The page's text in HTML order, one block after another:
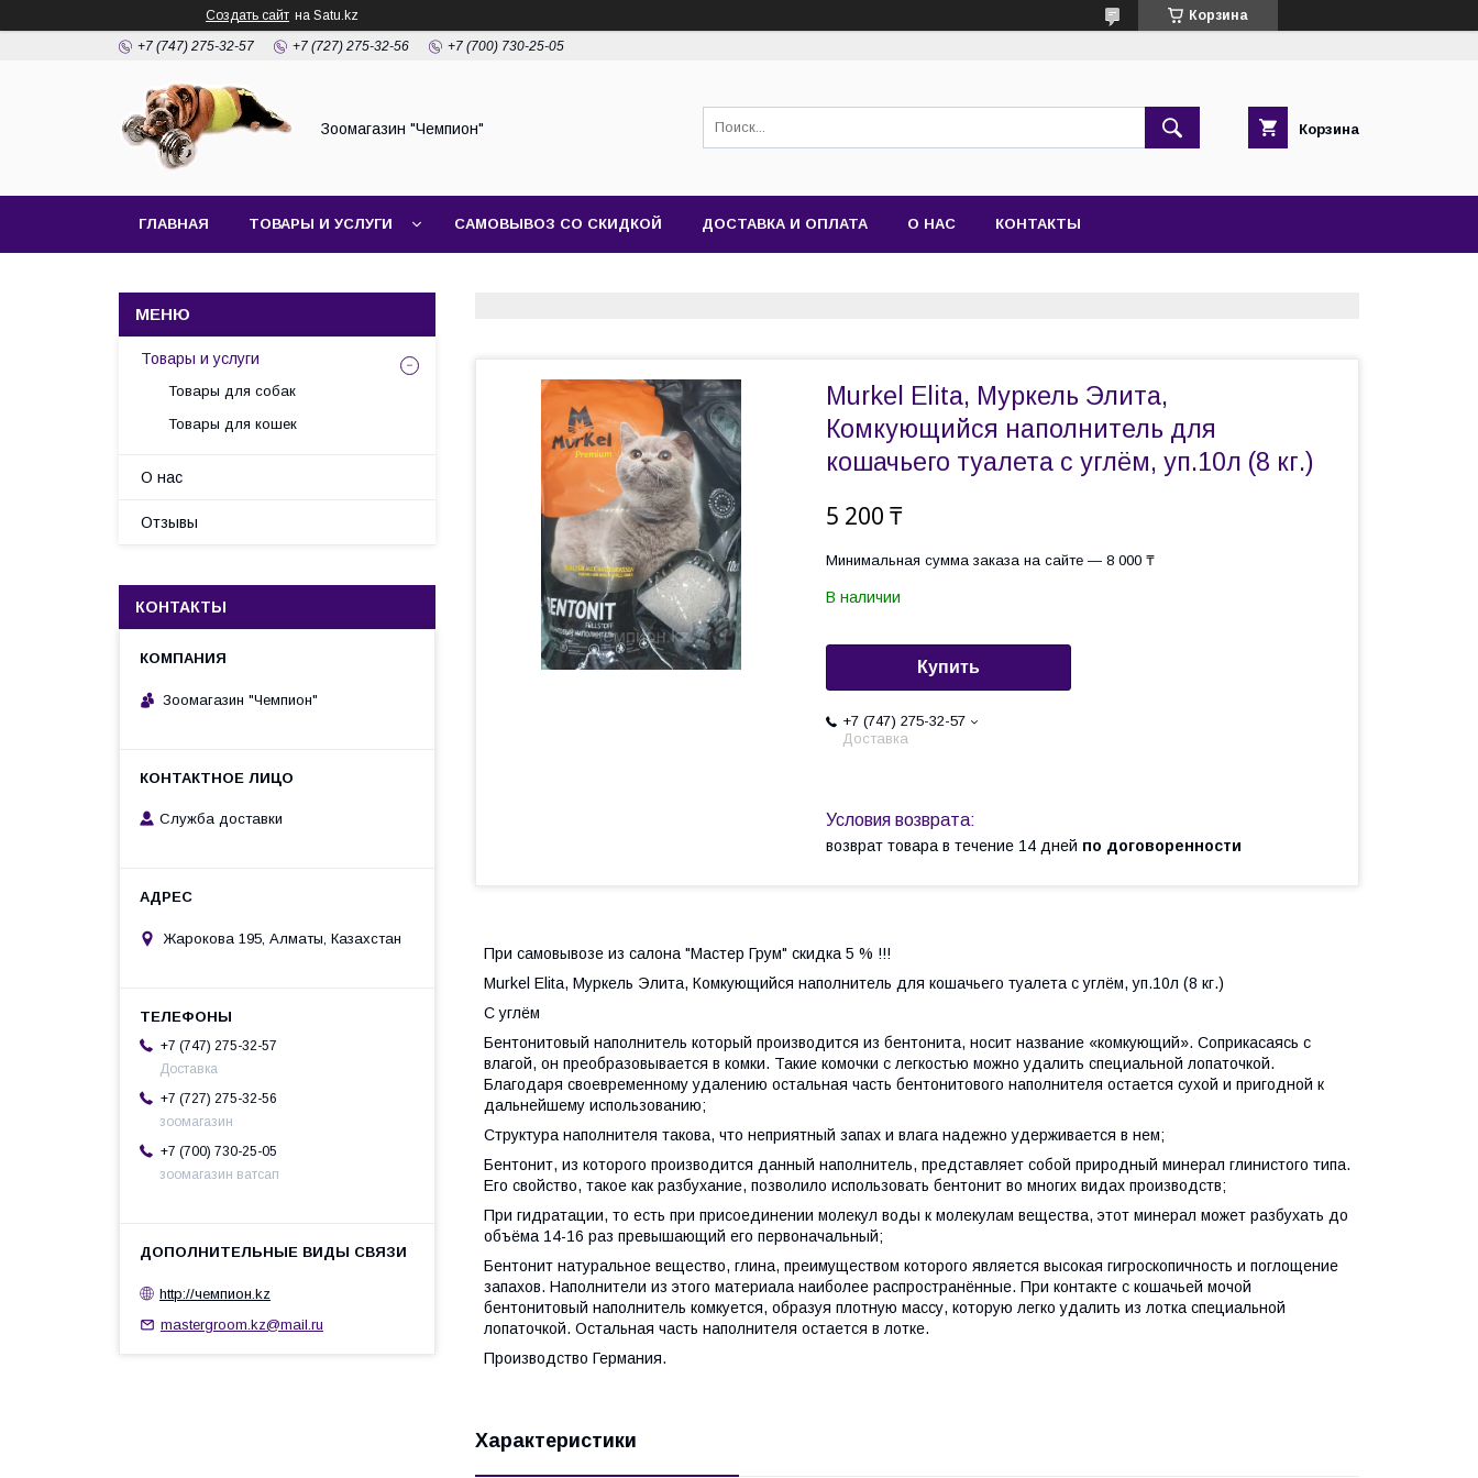
Создать сайт на Satu.kz Корзина
+7 (747) 275-32-57 +7 (727) 275-32-56 +7 (700) 730-25-05
Зоомагазин "Чемпион" Корзина
ГЛАВНАЯ ТОВАРЫ И УСЛУГИ САМОВЫВОЗ СО СКИДКОЙ ДОСТАВКА И ОПЛАТА О НАС КОНТАКТЫ
Murkel Elita, Муркель Элита,
Комкующийся наполнитель для
кошачьего туалета с углём, уп.10л (8 кг.)
5 200 ₸
Минимальная сумма заказа на сайте — 8 000 ₸
В наличии
Купить
+7 (747) 275-32-57
Доставка
возврат товара в течение 14 дней по договоренности
При самовывозе из салона "Мастер Грум" скидка 5 % !!!
Murkel Elita, Муркель Элита, Комкующийся наполнитель для кошачьего туалета с углём, уп.10л (8 кг.)
С углём
Бентонитовый наполнитель который производится из бентонита, носит название «комкующий». Соприкасаясь с
влагой, он преобразовывается в комки. Такие комочки с легкостью можно удалить специальной лопаточкой.
Благодаря своевременному удалению остальная часть бентонитового наполнителя остается сухой и пригодной к
дальнейшему использованию;
Структура наполнителя такова, что неприятный запах и влага надежно удерживается в нем;
Бентонит, из которого производится данный наполнитель, представляет собой природный минерал глинистого типа.
Его свойство, такое как разбухание, позволило использовать бентонит во многих видах производств;
При гидратации, то есть при присоединении молекул воды к молекулам вещества, этот минерал может разбухать до
объёма 14-16 раз превышающий его первоначальный;
Бентонит натуральное вещество, глина, преимуществом которого является высокая гигроскопичность и поглощение
запахов. Наполнители из этого материала наиболее распространённые. При контакте с кошачьей мочой
бентонитовый наполнитель комкуется, образуя плотную массу, которую легко удалить из лотка специальной
лопаточкой. Остальная часть наполнителя остается в лотке.
Производство Германия.
Характеристики
Товары и услуги
Товары для собак
Товары для кошек
О нас
Отзывы
КОНТАКТЫ
Зоомагазин "Чемпион"
Служба доставки
Жарокова 195, Алматы, Казахстан
+7 (747) 275-32-57
Доставка
+7 (727) 275-32-56
зоомагазин
+7 (700) 730-25-05
зоомагазин ватсап
http://чемпион.kz
mastergroom.kz@mail.ru